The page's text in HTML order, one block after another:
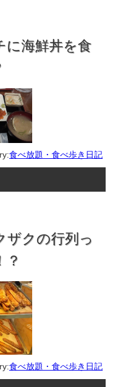
に海鮮丼を食
食べ放題・食べ歩き日記
ザクの行列っ
？
食べ放題・食べ歩き日記